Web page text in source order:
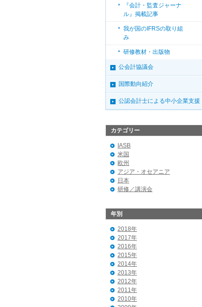
『会計・監査ジャーナ
ル』掲載記事
我が国のIFRSの取り組
み
研修教材・出版物
公会計協議会
国際動向紹介
公認会計士による中小企業支援
カテゴリー
IASB
米国
欧州
アジア・オセアニア
日本
研修／講演会
年別
2018年
2017年
2016年
2015年
2014年
2013年
2012年
2011年
2010年